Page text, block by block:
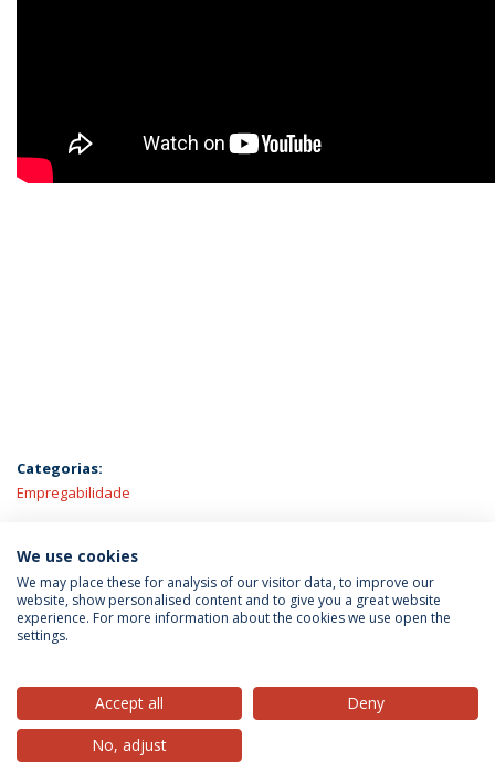
Categorias:
Empregabilidade
ÚLTIMAS NOTÍCIAS
Política de Privacidade
Termos & Condições
© 2026 Universidade Católica Portuguesa
We use cookies
We may place these for analysis of our visitor data, to improve our
website, show personalised content and to give you a great website
experience. For more information about the cookies we use open the
settings.
Accept all
Deny
No, adjust